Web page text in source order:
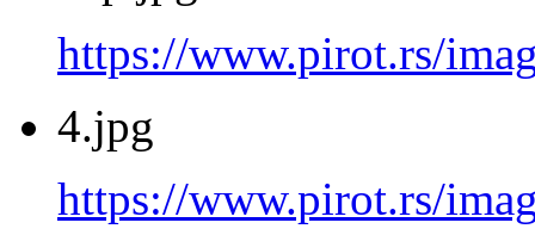
https://www.pirot.rs/
4.jpg
https://www.pirot.rs/